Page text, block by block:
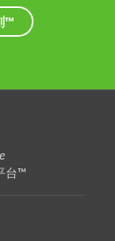
™
台™